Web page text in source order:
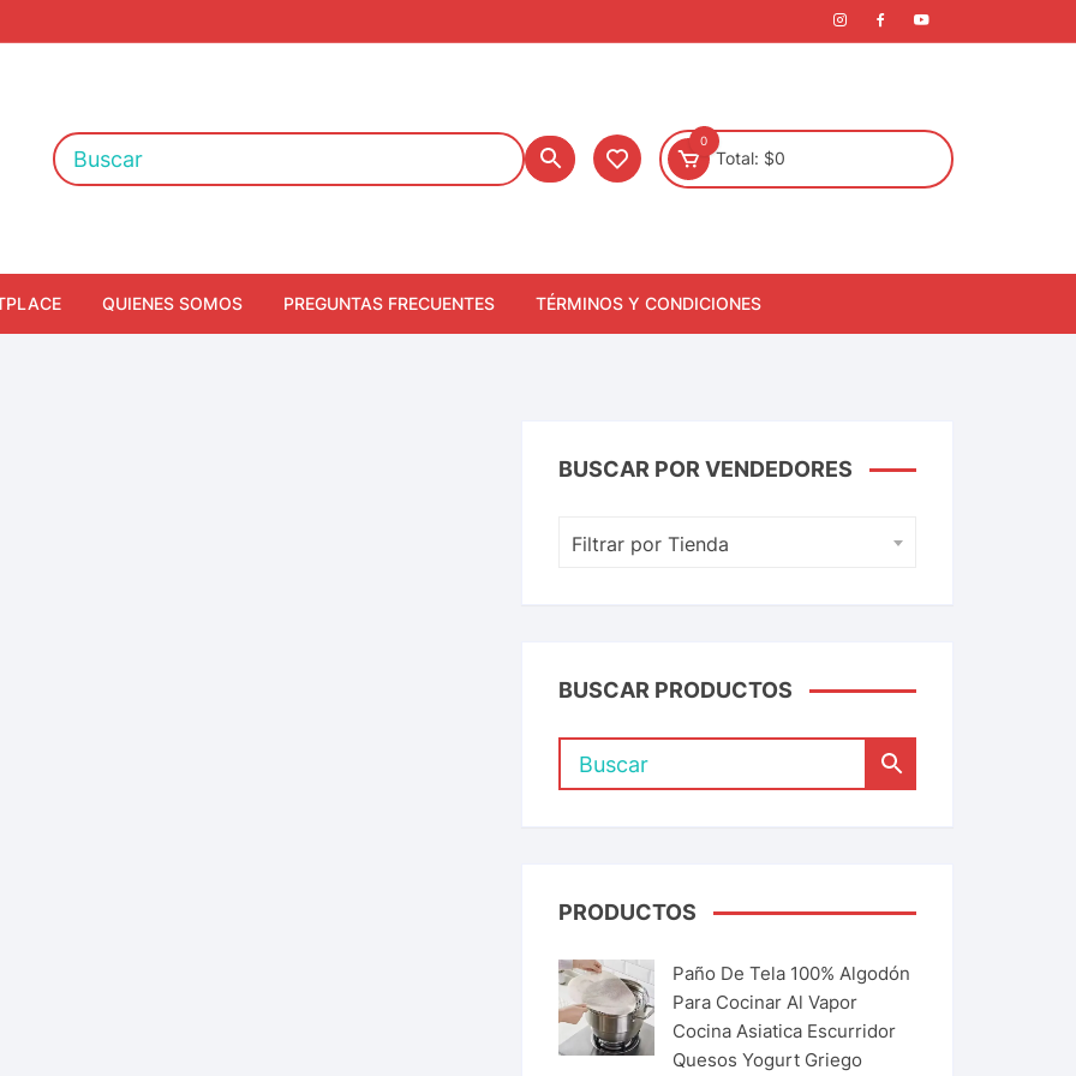
0
Total: $0
QUIENES SOMOS PREGUNTAS FRECUENTES TÉRMINOS Y CONDICIONES
BUSCAR POR VENDEDORES
Filtrar por Tienda
BUSCAR PRODUCTOS
PRODUCTOS
Paño De Tela 100% Algodón
Para Cocinar Al Vapor
Cocina Asiatica Escurridor
Quesos Yogurt Griego